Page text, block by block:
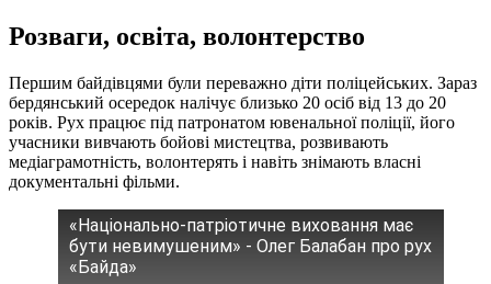
Розваги, освіта, волонтерство
Першим байдівцями були переважно діти поліцейських. Зараз
бердянський осередок налічує близько 20 осіб від 13 до 20
років. Рух працює під патронатом ювенальної поліції, його
учасники вивчають бойові мистецтва, розвивають
медіаграмотність, волонтерять і навіть знімають власні
документальні фільми.
«Національно-патріотичне виховання має
бути невимушеним» - Олег Балабан про рух
«Байда»